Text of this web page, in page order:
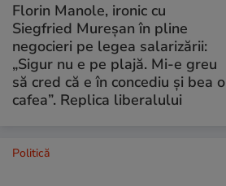
Florin Manole, ironic cu
Siegfried Mureșan în pline
negocieri pe legea salarizării:
„Sigur nu e pe plajă. Mi-e greu
să cred că e în concediu și bea o
cafea”. Replica liberalului
Politică